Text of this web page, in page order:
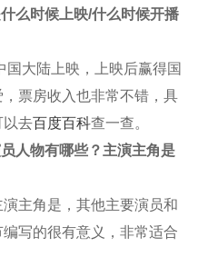
么时候上映/什么时候开播
大陆上映，上映后赢得国
票房收入也非常不错，具
以去百度百科查一查。
人物有哪些？主演主角是
主角是，其他主要演员和
写的很有意义，非常适合